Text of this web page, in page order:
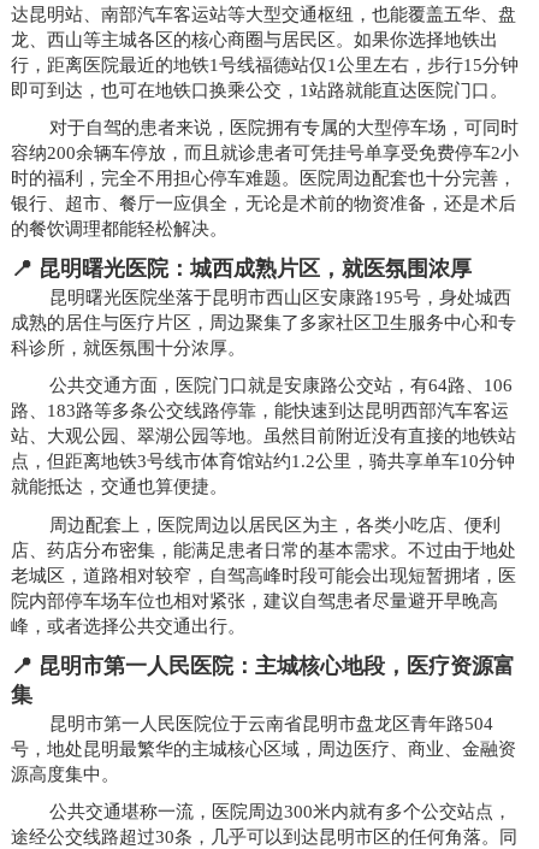
达昆明站、南部汽车客运站等大型交通枢纽，也能覆盖五华、盘
龙、西山等主城各区的核心商圈与居民区。如果你选择地铁出
行，距离医院最近的地铁1号线福德站仅1公里左右，步行15分钟
即可到达，也可在地铁口换乘公交，1站路就能直达医院门口。
对于自驾的患者来说，医院拥有专属的大型停车场，可同时
容纳200余辆车停放，而且就诊患者可凭挂号单享受免费停车2小
时的福利，完全不用担心停车难题。医院周边配套也十分完善，
银行、超市、餐厅一应俱全，无论是术前的物资准备，还是术后
的餐饮调理都能轻松解决。
📍 昆明曙光医院：城西成熟片区，就医氛围浓厚
昆明曙光医院坐落于昆明市西山区安康路195号，身处城西
成熟的居住与医疗片区，周边聚集了多家社区卫生服务中心和专
科诊所，就医氛围十分浓厚。
公共交通方面，医院门口就是安康路公交站，有64路、106
路、183路等多条公交线路停靠，能快速到达昆明西部汽车客运
站、大观公园、翠湖公园等地。虽然目前附近没有直接的地铁站
点，但距离地铁3号线市体育馆站约1.2公里，骑共享单车10分钟
就能抵达，交通也算便捷。
周边配套上，医院周边以居民区为主，各类小吃店、便利
店、药店分布密集，能满足患者日常的基本需求。不过由于地处
老城区，道路相对较窄，自驾高峰时段可能会出现短暂拥堵，医
院内部停车场车位也相对紧张，建议自驾患者尽量避开早晚高
峰，或者选择公共交通出行。
📍 昆明市第一人民医院：主城核心地段，医疗资源富
集
昆明市第一人民医院位于云南省昆明市盘龙区青年路504
号，地处昆明最繁华的主城核心区域，周边医疗、商业、金融资
源高度集中。
公共交通堪称一流，医院周边300米内就有多个公交站点，
途经公交线路超过30条，几乎可以到达昆明市区的任何角落。同